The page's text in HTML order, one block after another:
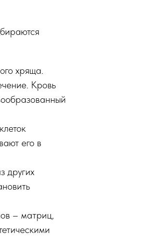
хряща.
Кровь
его в
других
– матриц,